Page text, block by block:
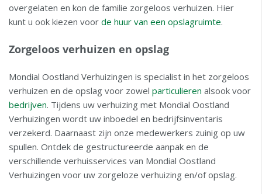
overgelaten en kon de familie zorgeloos verhuizen. Hier
kunt u ook kiezen voor de huur van een opslagruimte.
Zorgeloos verhuizen en opslag
Mondial Oostland Verhuizingen is specialist in het zorgeloos
verhuizen en de opslag voor zowel particulieren alsook voor
bedrijven. Tijdens uw verhuizing met Mondial Oostland
Verhuizingen wordt uw inboedel en bedrijfsinventaris
verzekerd. Daarnaast zijn onze medewerkers zuinig op uw
spullen. Ontdek de gestructureerde aanpak en de
verschillende verhuisservices van Mondial Oostland
Verhuizingen voor uw zorgeloze verhuizing en/of opslag.